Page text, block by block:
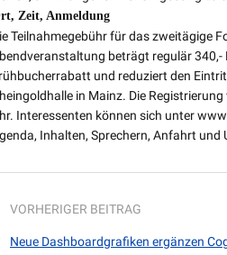
Zeit, Anmeldung
Teilnahmegebühr für das zweitägige
beträgt regulär 340,-
und reduziert den
in Mainz. Die
Interessenten können sich unter
Inhalten, Sprechern, Anfahrt und
VORHERIGER BEITRAG
Neue Dashboardgrafiken ergänzen